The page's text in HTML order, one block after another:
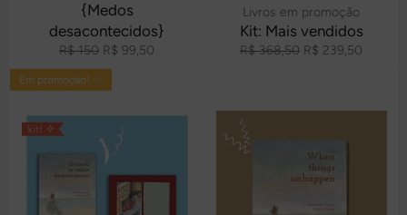
{Medos
desacontecidos}
Preço
normal
R$ 150 Preço
promocional
R$ 99,50
Livros em promoção
Kit: Mais vendidos
Preço
R$ 368,50 Preço
R$ 239,50
Em promoção! ☆